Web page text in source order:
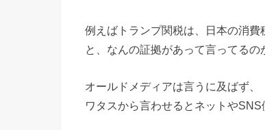
例えばトランプ関税は、日本の消費
と、なんの証拠があって言ってるの
オールドメディアは言うに及ばず、
ワタスから言わせるとネットやSNS